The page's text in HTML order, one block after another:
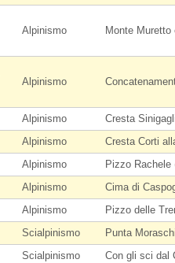
Alpinismo Monte
Alpinismo
Alpinismo
Cresta
Alpinismo
Cresta Corti
Alpinismo
Pizzo Rachele
Alpinismo
Cima di
Alpinismo
Pizzo delle
Scialpinismo
Punta
Scialpinismo
Con gli sci dal